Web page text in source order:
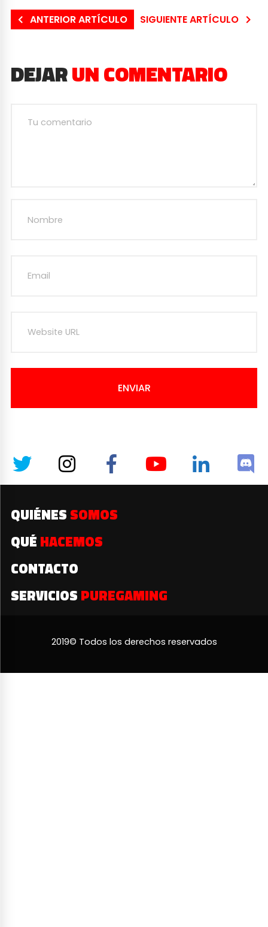
ANTERIOR ARTÍCULO SIGUIENTE ARTÍCULO
DEJARUN COMENTARIO
ENVIAR
QUIÉNES SOMOS
QUÉ HACEMOS
CONTACTO
SERVICIOS PUREGAMING
2019© Todos los derechos reservados